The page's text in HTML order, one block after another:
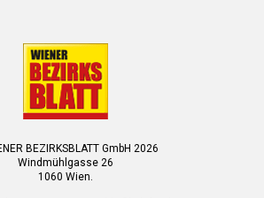
BEZIRKSBLATT GmbH 2026
Windmühlgasse 26
1060 Wien.